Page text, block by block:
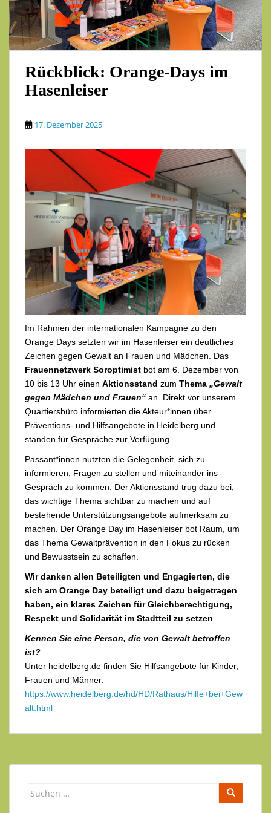
Rückblick: Orange-Days im
Hasenleiser
17. Dezember 2025
Im Rahmen der internationalen Kampagne zu den
Orange Days setzten wir im Hasenleiser ein deutliches
Zeichen gegen Gewalt an Frauen und Mädchen. Das
Frauennetzwerk Soroptimist bot am 6. Dezember von
10 bis 13 Uhr einen Aktionsstand zum Thema „Gewalt
gegen Mädchen und Frauen“ an. Direkt vor unserem
Quartiersbüro informierten die Akteur*innen über
Präventions- und Hilfsangebote in Heidelberg und
standen für Gespräche zur Verfügung.
Passant*innen nutzten die Gelegenheit, sich zu
informieren, Fragen zu stellen und miteinander ins
Gespräch zu kommen. Der Aktionsstand trug dazu bei,
das wichtige Thema sichtbar zu machen und auf
bestehende Unterstützungsangebote aufmerksam zu
machen. Der Orange Day im Hasenleiser bot Raum, um
das Thema Gewaltprävention in den Fokus zu rücken
und Bewusstsein zu schaffen.
Wir danken allen Beteiligten und Engagierten, die
sich am Orange Day beteiligt und dazu beigetragen
haben, ein klares Zeichen für Gleichberechtigung,
Respekt und Solidarität im Stadtteil zu setzen
Kennen Sie eine Person, die von Gewalt betroffen
ist?
Unter heidelberg.de finden Sie Hilfsangebote für Kinder,
Frauen und Männer:
https://www.heidelberg.de/hd/HD/Rathaus/Hilfe+bei+Gew
alt.html
Suchen